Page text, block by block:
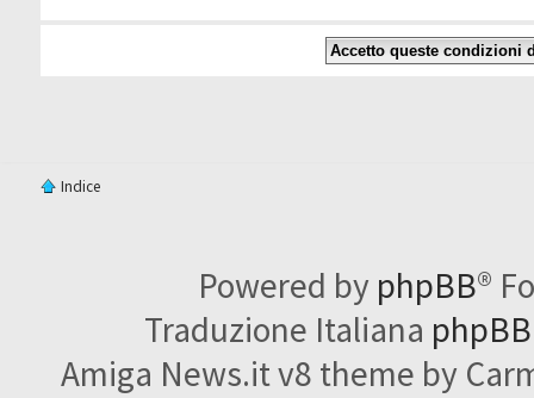
Indice
Powered by phpBB®
Traduzione Italiana
Amiga News.it v8 theme by